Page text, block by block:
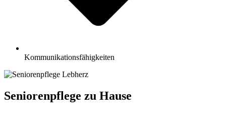
Kommunikationsfähigkeiten
Seniorenpflege zu Hause